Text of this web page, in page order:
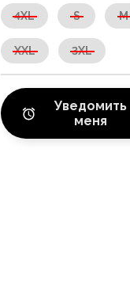
4XL S M
XXL 3XL
Уведомить
меня